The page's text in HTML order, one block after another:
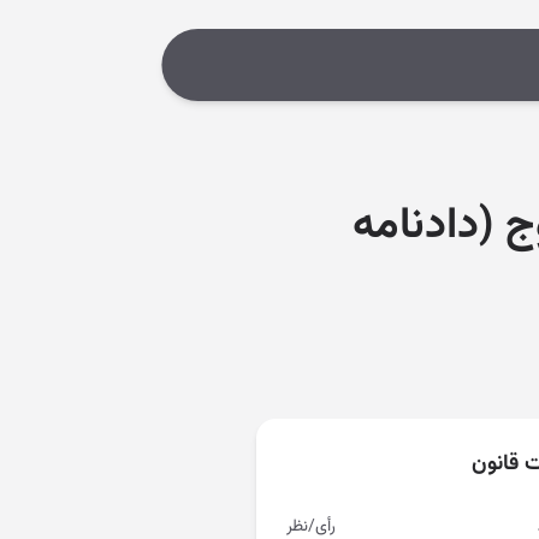
(دادنامه
قانون
رأی/نظر